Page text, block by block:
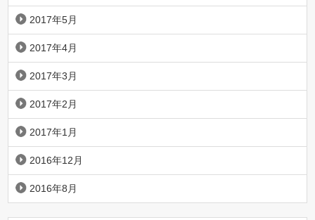
2017年5月
2017年4月
2017年3月
2017年2月
2017年1月
2016年12月
2016年8月